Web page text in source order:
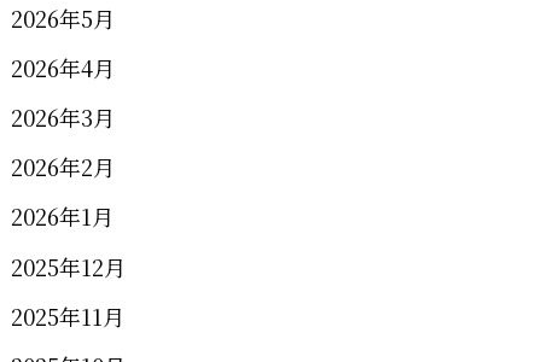
2026年5月
2026年4月
2026年3月
2026年2月
2026年1月
2025年12月
2025年11月